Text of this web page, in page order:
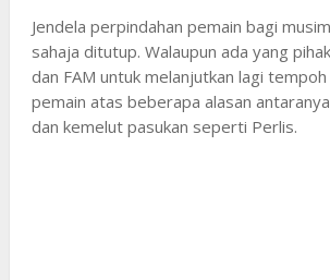
Jendela perpindahan pemain bagi
sahaja ditutup. Walaupun ada yang
dan FAM untuk melanjutkan lagi
pemain atas beberapa alasan
dan kemelut pasukan seperti Perlis.